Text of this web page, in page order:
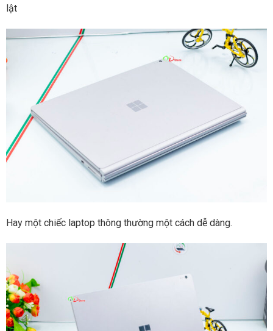
lật
Hay một chiếc laptop thông thường một cách dễ dàng.